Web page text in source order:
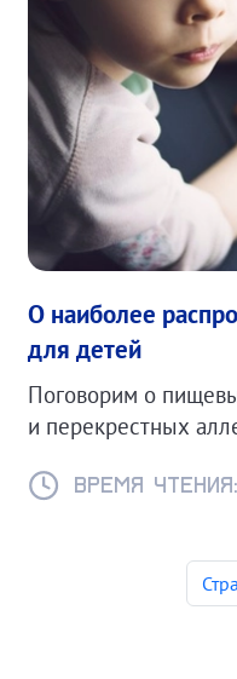
О наиболее
для детей
Поговорим о
и перекрестных
Время
Нумерация